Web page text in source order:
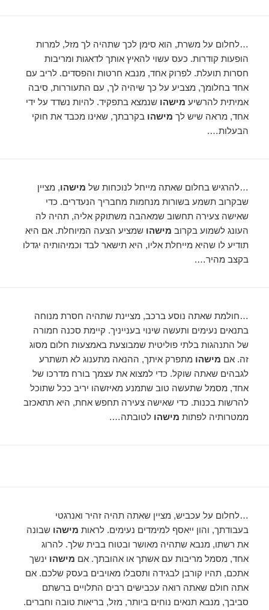
…לחלום על משרת, הוא סימן לכך שתהיה לך מזל, למרות
הופעות קודרות. כעס עשוי להאיץ אותך לדאגות ומריבות
חסרות תועלת. לפרוק אחד, מנבא חרטות והפסדים. לריב עם
אחד בחלומך, מצביע על כך שיהיה לך, עם התעוררות, סיבה
אמיתית להרשיע מישהו שנמצא בתפקיד. להיות נשדד על ידי
אחד, מראה שיש לך מישהו בקרבתך, שאינו מכבד את חוקי
הבעלות….
…להרגיש בחלום שאתה מייחל לנוכחות של מישהו, מציין
שבקרוב תשמע בשורות מנחמות מחבריך הנעדרים. כדי
שאישה צעירה תחשוב שמאהבה משתוקק אליה, תהיה לה
העונג לשמוע בקרוב מישהו שמציע הצעה המיוחלת. אם היא
תודיע לו שהיא מייחלת אליו, היא תישאר לבד וכמיהותיה יגדלו
בקצב מהיר….
…חולמת שאתה נוסע ברכב, מציינת שתהיה חסרת מנוחה
בתנאים נעימים ותעשה שינוי בענייניך. קיימת סכנה חמורה
של התנהגות בלתי פוליטית שמבוצעת באמצעות חלום מסוג
זה. אם מישהו מתפרק איתך, ההנאה מתענוג לא תשתרע
לגבהים שאתה שוקל. כדי למצוא את עצמך בורח מדרכו של
אחד, מסמל שתעשה טוב שתמנע מאיזשהו יריב ככל שתוכל
להרשות בכנות. כדי שאישה צעירה תחפש אחת, היא תתאכזב
ממטרותיה לפתות מישהו לטובתה….
…לחלום על עכביש, מציין שאתה תהיה זהיר ואנרגטי
בעבודתך, והון ייאסף למימדים נעימים. לראות מישהו שבונה
את רשתו, מנבא שתהיה מאושר ובטוח בבית שלך. להרוג
אחד, מסמל מריבות עם אשתך או אהובתך. אם מישהו ינשך
אתכם, תהיו קורבן לבגידה ותסבלו מאויבים בעסק שלכם. אם
אתה חולם שאתה רואה עכבישים רבים התלויים ברשתם
סביבך, מנבא תנאים נוחים ביותר, מזל, בריאות טובה וחברים.